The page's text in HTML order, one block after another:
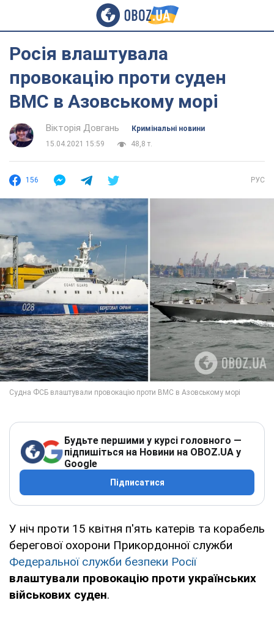
Росія влаштувала
провокацію проти суден
ВМС в Азовському морі
Вікторія Довгань
Кримінальні новини
15.04.2021 15:59
48,8 т.
156 РУС
Будьте першими у курсі головного —
підпишіться на Новини на OBOZ.UA у
Google
Підписатися
У ніч проти 15 квітня п'ять катерів та корабель
берегової охорони Прикордонної служби
Федеральної служби безпеки Росії
влаштували провокацію проти українських
військових суден.